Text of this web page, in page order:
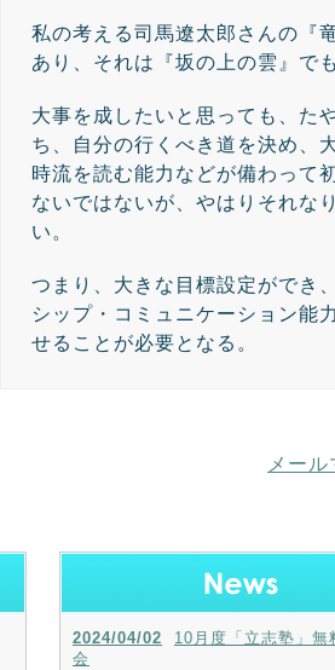
私の考える司馬遼太郎さんの『
あり、それは『坂の上の雲』で
大事を成したいと思っても、た
ち、自分の行くべき道を決め、
時流を読む能力などが備わって
ないではないが、やはりそれな
い。
つまり、大きな目標設定ができ
シップ・コミュニケーション能
せることが必要となる。
メー
2024/04/02
10月度「立志塾」無
会